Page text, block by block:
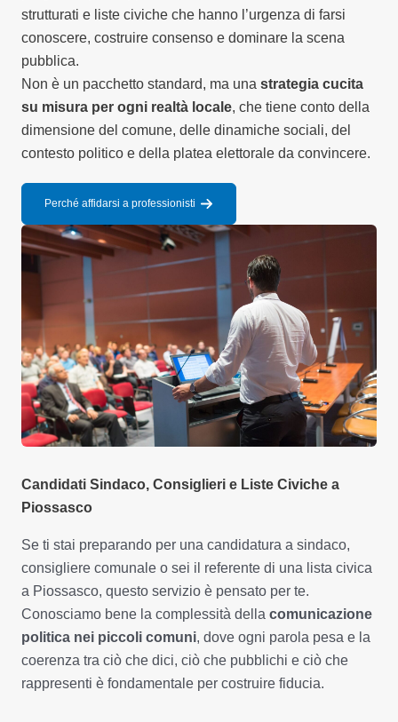
strutturati e liste civiche che hanno l’urgenza di farsi
conoscere, costruire consenso e dominare la scena
pubblica.
Non è un pacchetto standard, ma una strategia cucita
su misura per ogni realtà locale, che tiene conto della
dimensione del comune, delle dinamiche sociali, del
contesto politico e della platea elettorale da convincere.
Perché affidarsi a professionisti
Candidati Sindaco, Consiglieri e Liste Civiche a
Piossasco
Se ti stai preparando per una candidatura a sindaco,
consigliere comunale o sei il referente di una lista civica
a Piossasco, questo servizio è pensato per te.
Conosciamo bene la complessità della comunicazione
politica nei piccoli comuni, dove ogni parola pesa e la
coerenza tra ciò che dici, ciò che pubblichi e ciò che
rappresenti è fondamentale per costruire fiducia.